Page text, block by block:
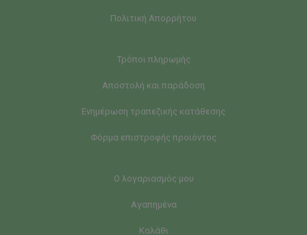
Πολιτική Απορρήτου
Τρόποι πληρωμής
Αποστολή και παράδοση
Ενημέρωση τραπεζικής κατάθεσης
Φόρμα επιστροφής προιόντος
Ο λογαριασμός μου
Αγαπημένα
Καλάθι